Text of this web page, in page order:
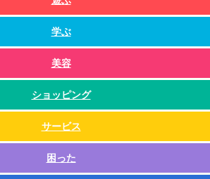
学ぶ
美容
ショッピング
サービス
困った